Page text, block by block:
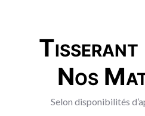
Tisserant
Nos
Selon disponibilités